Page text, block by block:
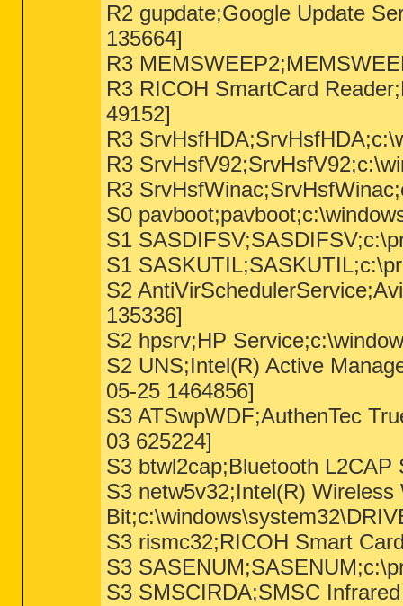
R2 gupdate;Google Update
135664]
R3
R3 RICOH SmartCard
49152]
R3
R3
R3
S0
S1
S1
S2
135336]
S2 hpsrv;HP
S2 UNS;Intel(R) Active
05-25 1464856]
S3 ATSwpWDF;AuthenTec
03 625224]
S3 btwl2cap;Bluetooth
S3 netw5v32;Intel(R)
S3 rismc32;RICOH Smart
S3
S3 SMSCIRDA;SMSC